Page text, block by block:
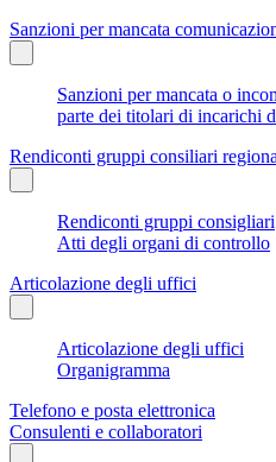
Sanzioni per mancata
Sanzioni per mancata o
parte dei titolari di incarichi
Rendiconti gruppi consiliari
Rendiconti gruppi consigliari
Atti degli organi di controllo
Articolazione degli uffici
Articolazione degli uffici
Organigramma
Telefono e posta elettronica
Consulenti e collaboratori